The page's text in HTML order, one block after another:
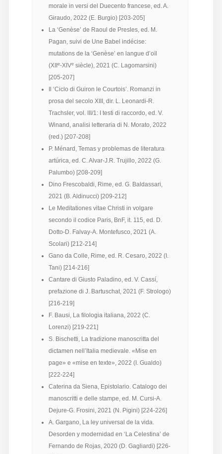
morale in versi del Duecento francese, ed. A.
Giraudo, 2022 (E. Burgio) [203-205]
La ‘Genèse’ de Raoul de Presles, ed. M.
Pagan, suivi de Une Babel indécise:
mutations de la ‘Genèse’ en langue d’oïl
(XIIe-XIVesiècle), 2021 (C. Lagomarsini)
[205-207]
Il ‘Ciclo di Guiron le Courtois’. Romanzi in
prosa del secolo XIII, dir. L. Leonardi-R.
Trachsler, vol. III/1: I testi di raccordo, ed. V.
Winand, analisi letteraria di N. Morato, 2022
(red.) [207-208]
P. Ménard, Temas y problemas de literatura
artúrica, ed. C. Alvar-J.R. Trujillo, 2022 (G.
Palumbo) [208-209]
Dino Frescobaldi, Rime, ed. G. Baldassari,
2021 (B. Aldinucci) [209-212]
Le Meditationes vitae Christi in volgare
secondo il codice Paris, BnF, it. 115, ed. D.
Dotto-D. Falvay-A. Montefusco, 2021 (A.
Scolari) [212-214]
Gano da Colle, Rime, ed. R. Cesaro, 2022 (I.
Tani) [214-216]
Cantare di Giusto Paladino, ed. V. Cassí,
prefazione di J. Bartuschat, 2021 (F. Strologo)
[216-219]
F. Bausi, La filologia italiana, 2022 (C.
Lorenzi) [219-221]
S. Bischetti, La tradizione manoscritta del
dictamen nell’Italia medievale. «Mise en
page» e «mise en texte», 2022 (I. Gualdo)
[222-224]
Caterina da Siena, Epistolario. Catalogo dei
manoscritti e delle stampe, ed. M. Cursi-A.
Dejure-G. Frosini, 2021 (N. Pigini) [224-226]
A. Gargano, La ley universal de la vida.
Desorden y modernidad en ‘La Celestina’ de
Fernando de Rojas, 2020 (D. Gagliardi) [226-